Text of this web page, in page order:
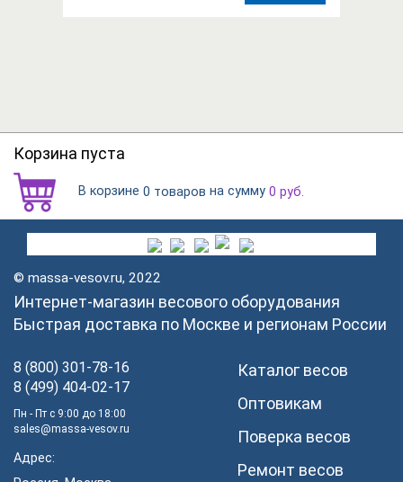
Корзина пуста
В корзине 0 товаров на сумму 0 руб.
© massa-vesov.ru, 2022
Интернет-магазин весового оборудования
Быстрая доставка по Москве и регионам России
8 (800) 301-78-16
8 (499) 404-02-17
Пн - Пт с 9:00 до 18:00
sales@massa-vesov.ru
Адрес:
Каталог весов
Оптовикам
Поверка весов
Ремонт весов